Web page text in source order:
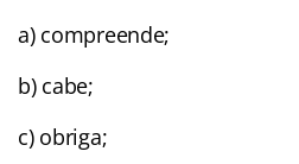
a) compreende;
b) cabe;
c) obriga;